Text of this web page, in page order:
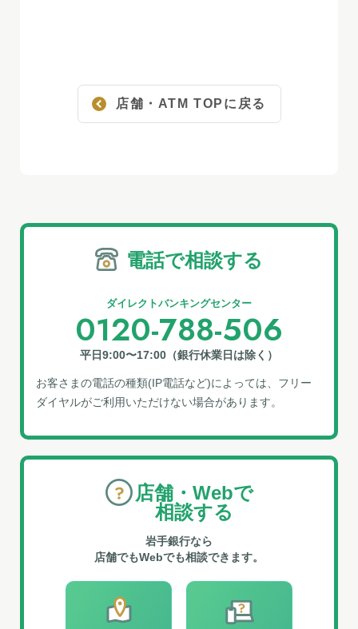
店舗・ATM TOPに戻る
電話で相談する
ダイレクトバンキングセンター
0120-788-506
平日9:00〜17:00（銀行休業日は除く）
お客さまの電話の種類(IP電話など)によっては、フリー
ダイヤルがご利⽤いただけない場合があります。
店舗・Webで
相談する
岩手銀行なら
店舗でもWebでも相談できます。